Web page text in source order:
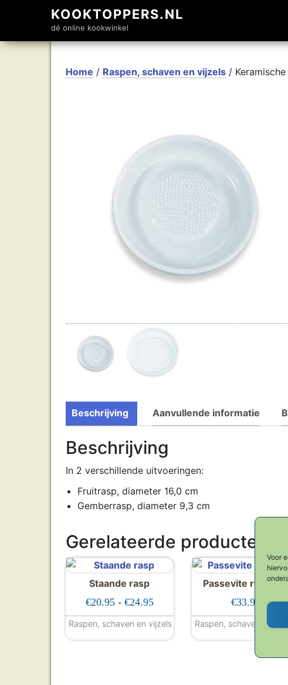
Voor
KOOKTOPPERS.NL
dé online kookwinkel
Home / Raspen, schaven en vijzels /
Beschrijving Aanvullende informatie
Beschrijving
In 2 verschillende uitvoeringen:
Fruitrasp, diameter 16,0 cm
Gemberrasp, diameter 9,3 cm
Gerelateerde producten
Staande rasp
€20.95 - €24.95Prijsklasse: €20.95 tot €24.95
Raspen, schaven en vijzels
Dit product heeft meerdere variaties.
Passevite rvs klein
€33.95
Raspen, schaven en